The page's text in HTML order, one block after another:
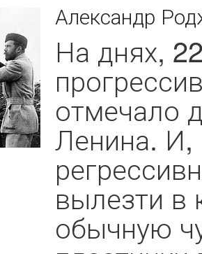
Александр
На днях,
отмечало
Ленина. И,
вылезти в
обычную